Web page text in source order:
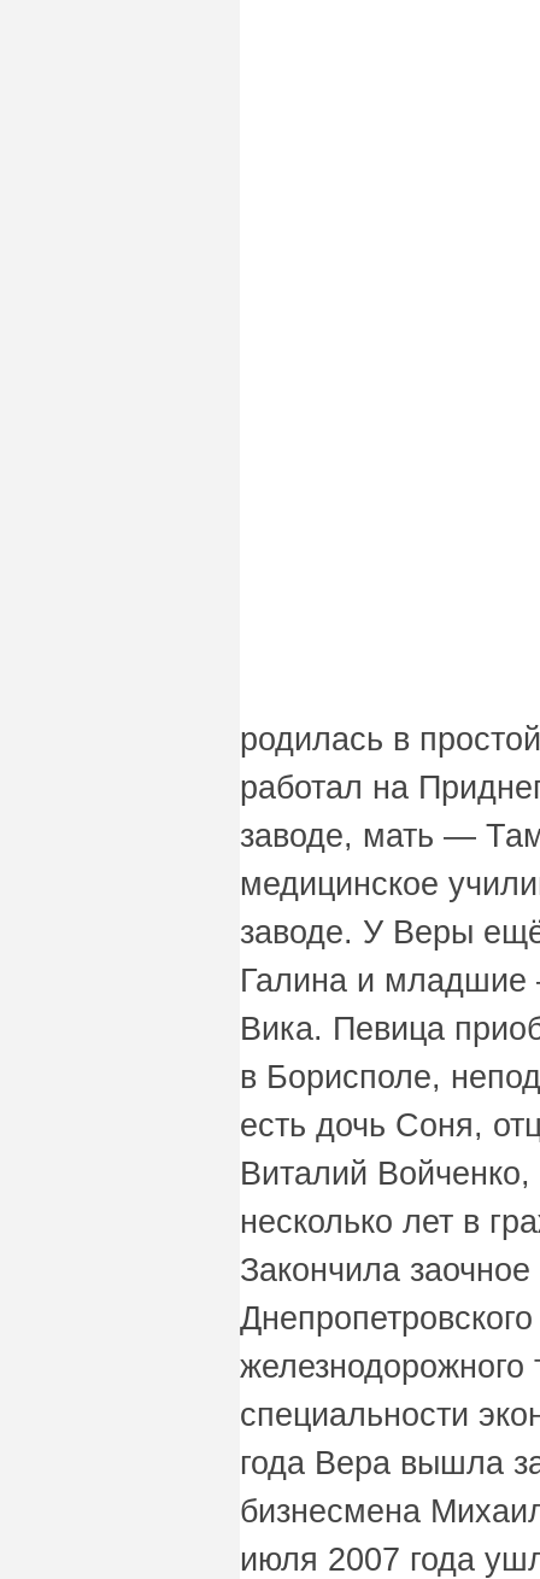
родилась в
работал на
заводе, мать —
медицинское
заводе. У Веры
Галина и
Вика. Певица
в Борисполе,
есть дочь Соня,
Виталий
несколько лет в
Закончила
железнодорожного
специальности
года Вера вышла
бизнесмена
июля 2007 года